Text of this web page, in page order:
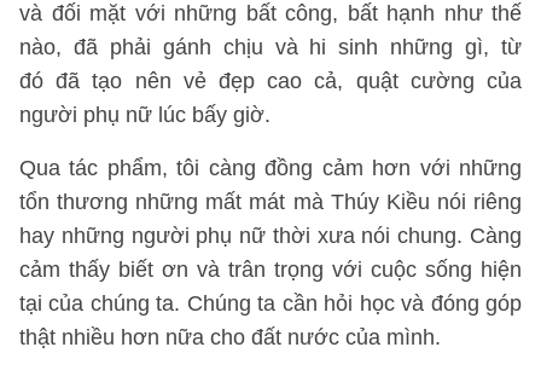
và đối mặt với những bất công, bất hạnh như thế
nào, đã phải gánh chịu và hi sinh những gì, từ
đó đã tạo nên vẻ đẹp cao cả, quật cường của
người phụ nữ lúc bấy giờ.
Qua tác phẩm, tôi càng đồng cảm hơn với những
tổn thương những mất mát mà Thúy Kiều nói riêng
hay những người phụ nữ thời xưa nói chung. Càng
cảm thấy biết ơn và trân trọng với cuộc sống hiện
tại của chúng ta. Chúng ta cần hỏi học và đóng góp
thật nhiều hơn nữa cho đất nước của mình.